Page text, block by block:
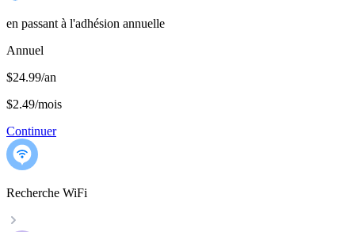
en passant à l'adhésion annuelle
Annuel
$24.99/an
$2.49/mois
Continuer
Recherche WiFi